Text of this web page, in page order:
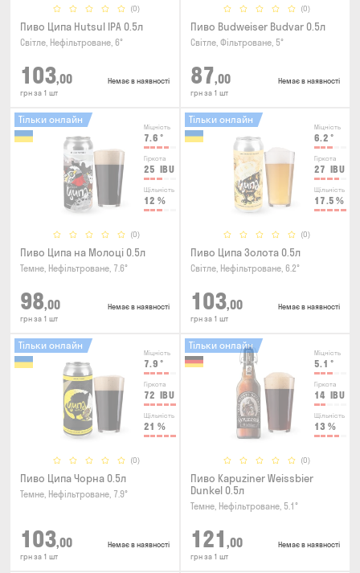
(0)
Пиво Ципа Hutsul IPA 0.5л
Світле, Нефільтроване, 6°
103,00
грн за 1 шт
Немає в наявності
(0)
Пиво Budweiser Budvar 0.5л
Світле, Фільтроване, 5°
87,00
грн за 1 шт
Немає в наявності
Міцність
7.6 °
Гіркота
25 IBU
Щільність
12 %
(0)
Тільки онлайн
Пиво Ципа на Молоці 0.5л
Темне, Нефільтроване, 7.6°
98,00
грн за 1 шт
Немає в наявності
Міцність
6.2 °
Гіркота
27 IBU
Щільність
17.5 %
(0)
Тільки онлайн
Пиво Ципа Золота 0.5л
Світле, Нефільтроване, 6.2°
103,00
грн за 1 шт
Немає в наявності
Міцність
7.9 °
Гіркота
72 IBU
Щільність
21 %
(0)
Тільки онлайн
Пиво Ципа Чорна 0.5л
Темне, Нефільтроване, 7.9°
103,00
грн за 1 шт
Немає в наявності
Міцність
5.1 °
Гіркота
14 IBU
Щільність
13 %
(0)
Тільки онлайн
Пиво Kapuziner Weissbier
Dunkel 0.5л
Темне, Нефільтроване, 5.1°
121 ,00
грн за 1 шт
Немає в наявності